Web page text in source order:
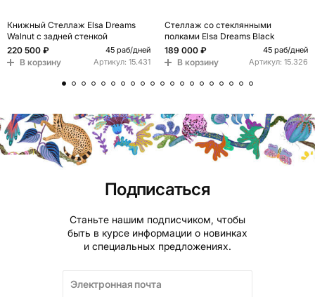
Книжный Стеллаж Elsa Dreams
Walnut с задней стенкой
220 500 ₽
45 раб/дней
В корзину Артикул: 15.431
Стеллаж со стеклянными
полками Elsa Dreams Black
189 000 ₽
45 раб/дней
В корзину Артикул: 15.326
Подписаться
Станьте нашим подписчиком, чтобы
быть в курсе информации о новинках
и специальных предложениях.